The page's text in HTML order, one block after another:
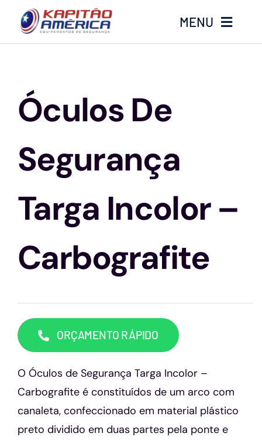
o
MENU
Produtos
Luvas
Altura
Óculos
Contato
Óculos De
Segurança
Targa Incolor –
Carbografite
ORÇAMENTO RÁPIDO
O Óculos de Segurança Targa Incolor –
Carbografite é constituídos de um arco com
canaleta, confeccionado em material plástico
preto dividido em duas partes pela ponte e